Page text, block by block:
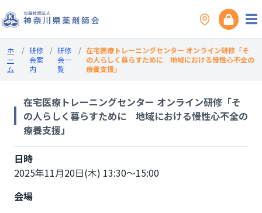
ホ
ー
ム
/ 研修
会案
内
/ 研修
会一
覧
/ 在宅医療トレーニングセンター オンライン研修「そ
の人らしく暮らすために 地域における慢性心不全の
療養支援」
在宅医療トレーニングセンター オンライン研修「そ
の人らしく暮らすために 地域における慢性心不全の
療養支援」
日時
2025年11月20日(木) 13:30～15:00
会場